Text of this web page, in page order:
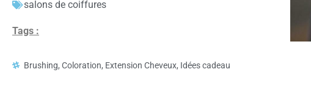
salons de coiffures
Tags :
Brushing, Coloration, Extension Cheveux, Idées cadeau